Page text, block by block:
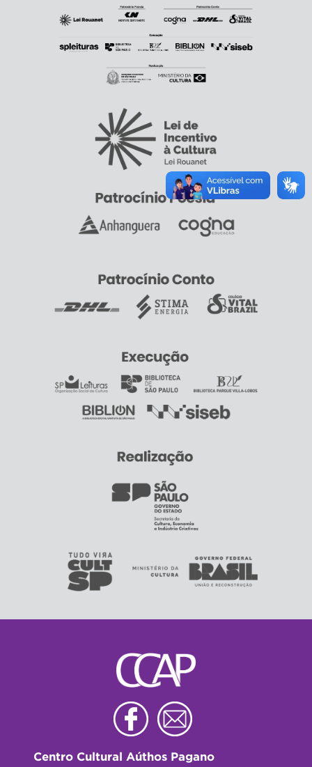
Centro Cultural Aúthos Pagano